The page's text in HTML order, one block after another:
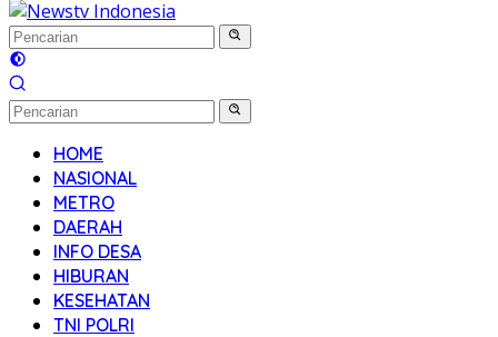
HOME
NASIONAL
METRO
DAERAH
INFO DESA
HIBURAN
KESEHATAN
TNI POLRI